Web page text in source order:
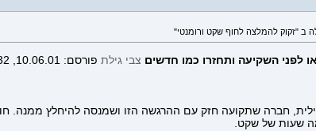
לפני השקיעה ותחזרו כמו חדשים צבי גילתפורסם: 10.06.01, 11:32
חברה שתקועה חזק עם ההרגשה הזו ושמנסה להיחלץ
שעות של שקט.